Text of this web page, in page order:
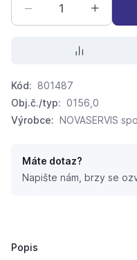
Kód: 801487
Obj.č./typ: 0156,0
Výrobce: NOVASERVIS
Máte dotaz?
Napište nám, brzy se
Popis